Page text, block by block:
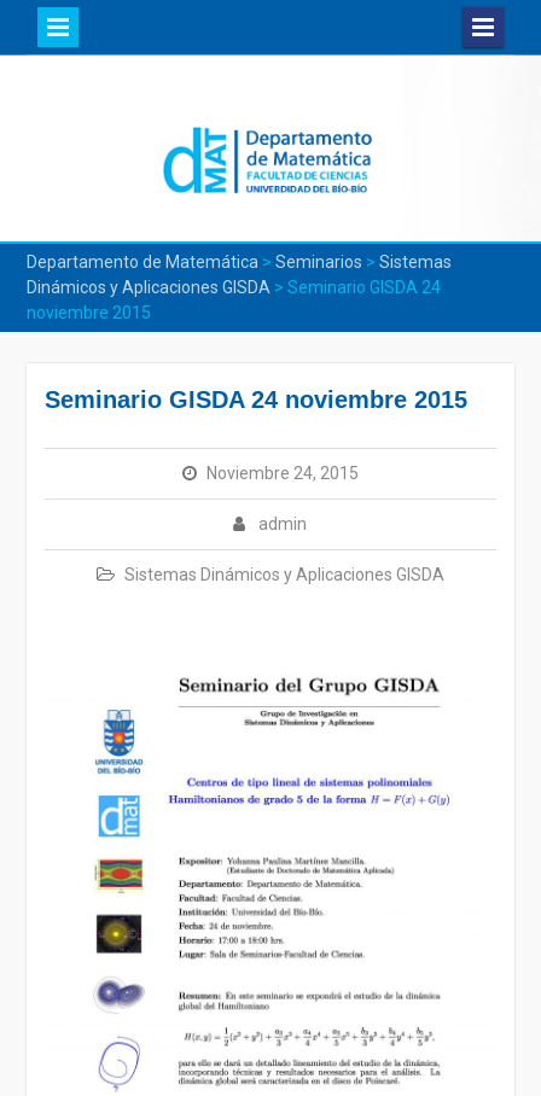
Departamento de Matemática > Seminarios > Sistemas
Dinámicos y Aplicaciones GISDA > Seminario GISDA 24
noviembre 2015
Seminario GISDA 24 noviembre 2015
Noviembre 24, 2015
admin
Sistemas Dinámicos y Aplicaciones GISDA